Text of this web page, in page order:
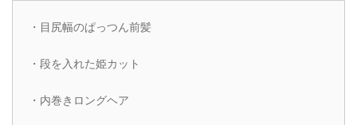
・目尻幅のぱっつん前髪
・段を入れた姫カット
・内巻きロングヘア